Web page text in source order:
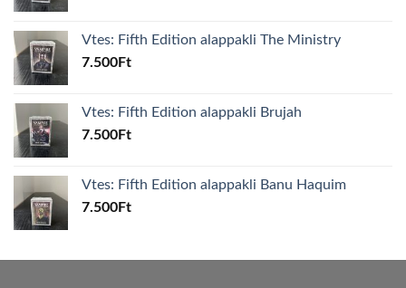
Vtes: Fifth Edition alappakli The Ministry
7.500Ft
Vtes: Fifth Edition alappakli Brujah
7.500Ft
Vtes: Fifth Edition alappakli Banu Haquim
7.500Ft